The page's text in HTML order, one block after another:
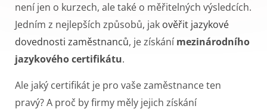
není jen o kurzech, ale také o měřitelných výsledcích.
Jedním z nejlepších způsobů, jak ověřit jazykové
dovednosti zaměstnanců, je získání mezinárodního
jazykového certifikátu.
Ale jaký certifikát je pro vaše zaměstnance ten
pravý? A proč by firmy měly jejich získání